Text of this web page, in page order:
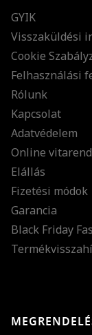
GYIK
Visszaküldési
Cookie
Felhasználási
Rólunk
Kapcsolat
Adatvédelem
Online
Elállás
Fizetési módok
Garancia
Black Friday